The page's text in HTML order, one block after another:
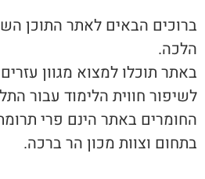
ברוכים הבאים לאתר התוכן
הלכה.
באתר תוכלו למצוא מגוון
לשיפור חווית הלימוד עבור
החומרים באתר הינם פרי
בתחום וצוות מכון הר ברכה.